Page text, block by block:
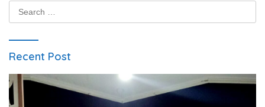
Search
for:
Recent Post